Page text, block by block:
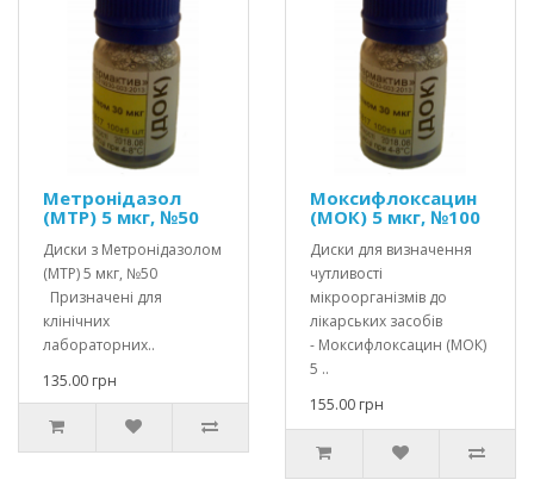
Метронідазол
(МТР) 5 мкг, №50
Диски з Метронідазолом
(МТР) 5 мкг, №50
Призначені для
клінічних
лабораторних..
135.00 грн
Моксифлоксацин
(МОК) 5 мкг, №100
Диски для визначення
чутливості
мікроорганізмів до
лікарських засобів
- Моксифлоксацин (МОК)
5 ..
155.00 грн